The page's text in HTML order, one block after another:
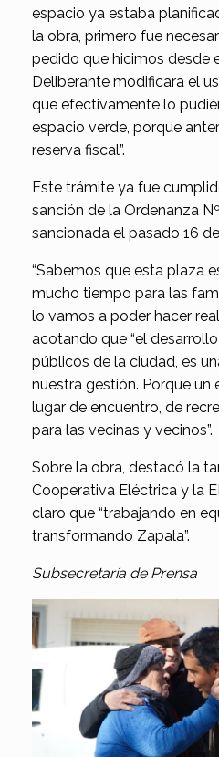
espacio ya estaba
la obra, primero fue
pedido que hicimos desde
Deliberante modificara el
que efectivamente lo
espacio verde, porque
reserva fiscal”.
Este trámite ya fue
sanción de la Ordenanza
sancionada el pasado 16
“Sabemos que esta plaza
mucho tiempo para las
lo vamos a poder hacer
acotando que “el
públicos de la ciudad, es
nuestra gestión. Porque un
lugar de encuentro, de
para las vecinas y vecinos”.
Sobre la obra, destacó la
Cooperativa Eléctrica y la
claro que “trabajando en
transformando Zapala”.
Subsecretaría de Prensa